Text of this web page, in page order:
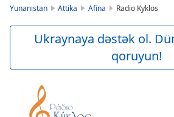
Skip
Yunanıstan Attika Afina Radio Kyklos
Ukraynaya dəstək ol.
qoruyun!